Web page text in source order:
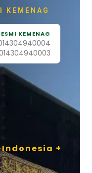
KEMENAG
KEMENAG
+